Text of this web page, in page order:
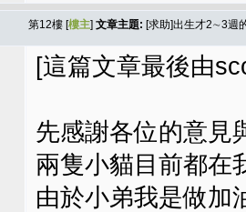
第12樓 [樓主] 文章主題: [求助]出生才2∼3週
[這篇文章最後由
先感謝各位的意見
兩隻小貓目前都在
由於小弟我是做加